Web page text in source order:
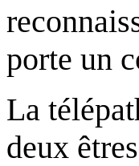
porte un
La
deux